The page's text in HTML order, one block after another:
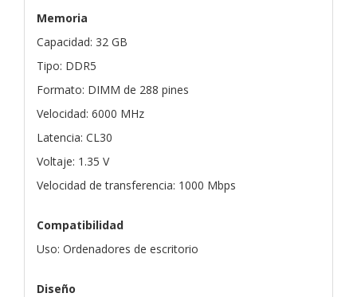
Memoria
Capacidad: 32 GB
Tipo: DDR5
Formato: DIMM de 288 pines
Velocidad: 6000 MHz
Latencia: CL30
Voltaje: 1.35 V
Velocidad de transferencia: 1000 Mbps
Compatibilidad
Uso: Ordenadores de escritorio
Diseño